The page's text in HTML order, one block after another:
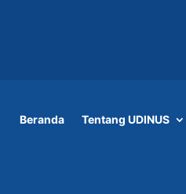
Beranda Tentang UDINUS